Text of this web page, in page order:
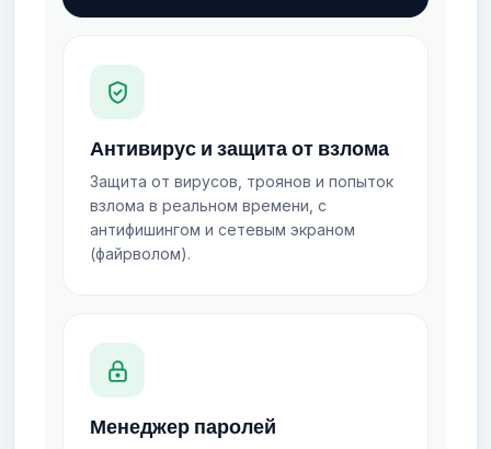
Антивирус и защита от взлома
Защита от вирусов, троянов и попыток
взлома в реальном времени, с
антифишингом и сетевым экраном
(файрволом).
Менеджер паролей